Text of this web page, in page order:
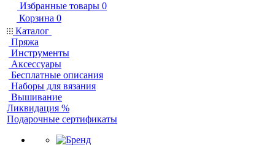
Избранные товары 0
Корзина 0
Каталог
Пряжа
Инструменты
Аксессуары
Бесплатные описания
Наборы для вязания
Вышивание
Ликвидация %
Подарочные сертификаты